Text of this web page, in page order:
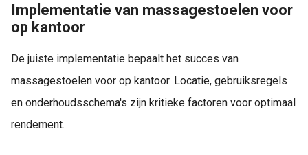
Implementatie van massagestoelen voor
op kantoor
De juiste implementatie bepaalt het succes van
massagestoelen voor op kantoor. Locatie, gebruiksregels
en onderhoudsschema's zijn kritieke factoren voor optimaal
rendement.